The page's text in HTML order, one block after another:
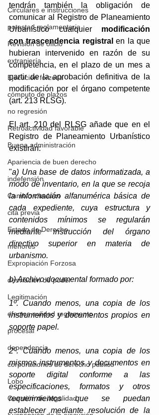
Circulares e instrucciones
potestad reglamentaria
Revisión de oficio
extranjería
Ejecución forzosa
cómputo de plazos
no regresión
Retroactividad favorable
Buena administración
Apariencia de buen derecho
indefensión
Cambio climático
cita previa
Estado de Derecho
menores
Expropiación Forzosa
desviación de poder
Legitimación
efectos nulidad reglamento
procesal
dependencia
corporaciones de derecho público
Lobo
Cuestión de ilegalidad
tendrán también la obligación de
comunicar al Registro de Planeamiento
Urbanístico cualquier modificación
con trascendencia registral en la que
hubieran intervenido en razón de su
competencia, en el plazo de un mes a
partir de la aprobación definitiva de la
modificación por el órgano competente
(art. 213 RLSG).
El art. 210 del RLSG añade que en el
Registro de Planeamiento Urbanístico
existirán:
"a) Una base de datos informatizada, a
modo de inventario, en la que se recoja
la información alfanumérica básica de
cada expediente, cuya estructura y
contenidos mínimos se regularán
mediante instrucción del órgano
directivo superior en materia de
urbanismo.
b) Archivo documental formado por:
1º. Cuando menos, una copia de los
instrumentos y documentos propios en
soporte papel.
2º. Cuando menos, una copia de los
mismos instrumentos y documentos en
soporte digital conforme a las
especificaciones, formatos y otros
requerimientos que se puedan
establecer mediante resolución de la